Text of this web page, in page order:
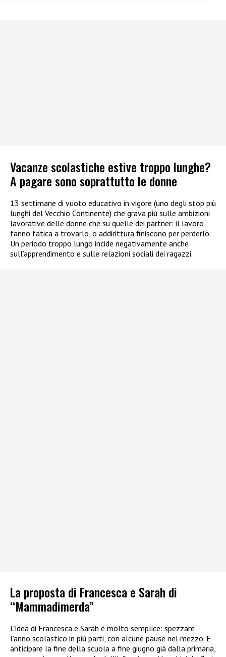
Vacanze scolastiche estive troppo lunghe?
A pagare sono soprattutto le donne
13 settimane di vuoto educativo in vigore (uno degli stop più
lunghi del Vecchio Continente) che grava più sulle ambizioni
lavorative delle donne che su quelle dei partner: il lavoro
fanno fatica a trovarlo, o addirittura finiscono per perderlo.
Un periodo troppo lungo incide negativamente anche
sull’apprendimento e sulle relazioni sociali dei ragazzi.
La proposta di Francesca e Sarah di
“Mammadimerda”
L’idea di Francesca e Sarah è molto semplice: spezzare
l’anno scolastico in più parti, con alcune pause nel mezzo. E
anticipare la fine della scuola a fine giugno già dalla primaria,